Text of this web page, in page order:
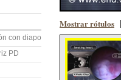
con diapositivas (PD)
PD
Mostrar rótulos